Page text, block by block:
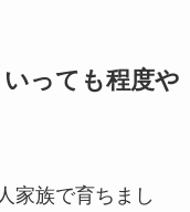
っても程度や
家族で育ちまし